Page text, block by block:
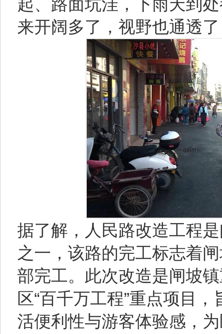
起、路面坑洼，下雨天到
来开阔多了，视野也通透
据了解，人民路改造工程
之一，该路的完工标志着
部完工。此次改造是闸坡
区“百千万工程”重点项目
活便利性与游客体验感，